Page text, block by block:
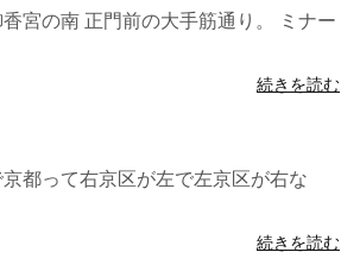
宮の南 正門前の大手筋通り。 ミナー
続きを読む
都って右京区が左で左京区が右な
続きを読む